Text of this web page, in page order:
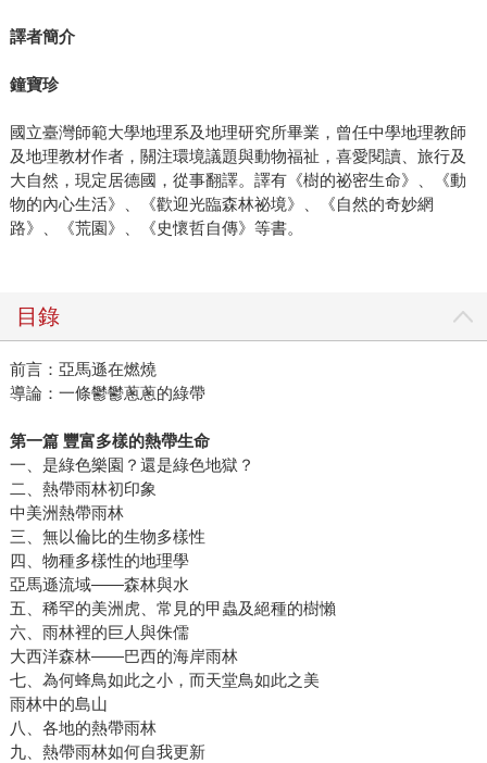
譯者簡介
鐘寶珍
國立臺灣師範大學地理系及地理研究所畢業，曾任中學地理教師
及地理教材作者，關注環境議題與動物福祉，喜愛閱讀、旅行及
大自然，現定居德國，從事翻譯。譯有《樹的祕密生命》、《動
物的內心生活》、《歡迎光臨森林祕境》、《自然的奇妙網
路》、《荒園》、《史懷哲自傳》等書。
目錄
前言：亞馬遜在燃燒
導論：一條鬱鬱蔥蔥的綠帶
第一篇 豐富多樣的熱帶生命
一、是綠色樂園？還是綠色地獄？
二、熱帶雨林初印象
中美洲熱帶雨林
三、無以倫比的生物多樣性
四、物種多樣性的地理學
亞馬遜流域——森林與水
五、稀罕的美洲虎、常見的甲蟲及絕種的樹懶
六、雨林裡的巨人與侏儒
大西洋森林——巴西的海岸雨林
七、為何蜂鳥如此之小，而天堂鳥如此之美
雨林中的島山
八、各地的熱帶雨林
九、熱帶雨林如何自我更新